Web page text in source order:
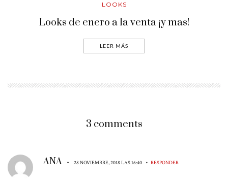
LOOKS
Looks de enero a la venta ¡y mas!
LEER MÁS
3 comments
ANA • 28 NOVIEMBRE, 2018 LAS 16:40 • RESPONDER